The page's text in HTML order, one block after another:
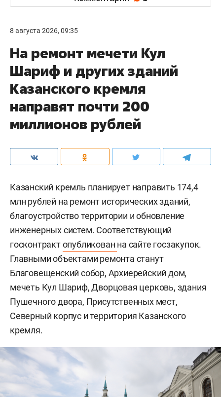
8 августа 2026, 09:35
На ремонт мечети Кул
Шариф и других зданий
Казанского кремля
направят почти 200
миллионов рублей
Казанский кремль планирует направить 174,4
млн рублей на ремонт исторических зданий,
благоустройство территории и обновление
инженерных систем. Соответствующий
госконтрактопубликован на сайте госзакупок.
Главными объектами ремонта станут
Благовещенский собор, Архиерейский дом,
мечеть Кул Шариф, Дворцовая церковь, здания
Пушечного двора, Присутственных мест,
Северный корпус и территория Казанского
кремля.